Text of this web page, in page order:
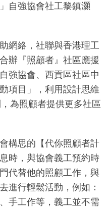
自強協會社工黎鎮灝
網絡，社聯與香港理工
辦『照顧者』社區應援
強協會、西貢區社區中
項目」，利用設計思維
為照顧者提供更多社區
構思的【代你照顧者計
時，與協會義工預約時
代替他的照顧工作，與
進行輕鬆活動，例如：
手工作等，義工並不需